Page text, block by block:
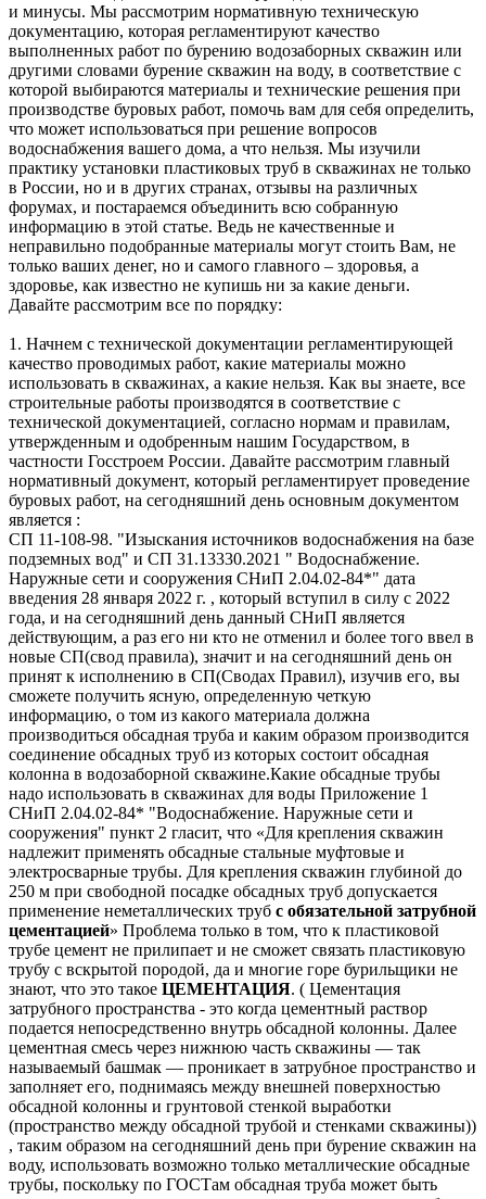
и минусы. Мы рассмотрим нормативную техническую
документацию, которая регламентируют качество
выполненных работ по бурению водозаборных скважин или
другими словами бурение скважин на воду, в соответствие с
которой выбираются материалы и технические решения при
производстве буровых работ, помочь вам для себя определить,
что может использоваться при решение вопросов
водоснабжения вашего дома, а что нельзя. Мы изучили
практику установки пластиковых труб в скважинах не только
в России, но и в других странах, отзывы на различных
форумах, и постараемся объединить всю собранную
информацию в этой статье. Ведь не качественные и
неправильно подобранные материалы могут стоить Вам, не
только ваших денег, но и самого главного – здоровья, а
здоровье, как известно не купишь ни за какие деньги.
Давайте рассмотрим все по порядку:
1. Начнем с технической документации регламентирующей
качество проводимых работ, какие материалы можно
использовать в скважинах, а какие нельзя. Как вы знаете, все
строительные работы производятся в соответствие с
технической документацией, согласно нормам и правилам,
утвержденным и одобренным нашим Государством, в
частности Госстроем России. Давайте рассмотрим главный
нормативный документ, который регламентирует проведение
буровых работ, на сегодняшний день основным документом
является :
СП 11-108-98. "Изыскания источников водоснабжения на базе
подземных вод" и СП 31.13330.2021 " Водоснабжение.
Наружные сети и сооружения СНиП 2.04.02-84*" дата
введения 28 января 2022 г. , который вступил в силу с 2022
года, и на сегодняшний день данный СНиП является
действующим, а раз его ни кто не отменил и более того ввел в
новые СП(свод правила), значит и на сегодняшний день он
принят к исполнению в СП(Сводах Правил), изучив его, вы
сможете получить ясную, определенную четкую
информацию, о том из какого материала должна
производиться обсадная труба и каким образом производится
соединение обсадных труб из которых состоит обсадная
колонна в водозаборной скважине.Какие обсадные трубы
надо использовать в скважинах для воды Приложение 1
СНиП 2.04.02-84* "Водоснабжение. Наружные сети и
сооружения" пункт 2 гласит, что «Для крепления скважин
надлежит применять обсадные стальные муфтовые и
электросварные трубы. Для крепления скважин глубиной до
250 м при свободной посадке обсадных труб допускается
применение неметаллических труб с обязательной затрубной
цементацией» Проблема только в том, что к пластиковой
трубе цемент не прилипает и не сможет связать пластиковую
трубу с вскрытой породой, да и многие горе бурильщики не
знают, что это такое ЦЕМЕНТАЦИЯ. ( Цементация
затрубного пространства - это когда цементный раствор
подается непосредственно внутрь обсадной колонны. Далее
цементная смесь через нижнюю часть скважины — так
называемый башмак — проникает в затрубное пространство и
заполняет его, поднимаясь между внешней поверхностью
обсадной колонны и грунтовой стенкой выработки
(пространство между обсадной трубой и стенками скважины))
, таким образом на сегодняшний день при бурение скважин на
воду, использовать возможно только металлические обсадные
трубы, поскольку по ГОСТам обсадная труба может быть